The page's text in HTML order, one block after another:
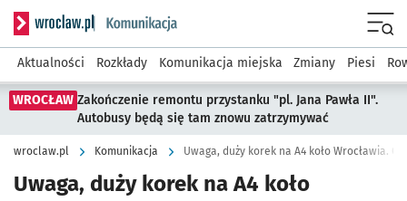
Serwis informacyjny wroclaw.pl podserwis: Komunikacja
Aktualności Rozkłady Komunikacja miejska Zmiany Piesi
WROCŁAW Zakończenie remontu przystanku "pl. Jana Pawła II".
Autobusy będą się tam znowu zatrzymywać
wroclaw.pl Komunikacja Uwaga, duży korek na A4 koło Wrocławia.
Uwaga, duży korek na A4 koło